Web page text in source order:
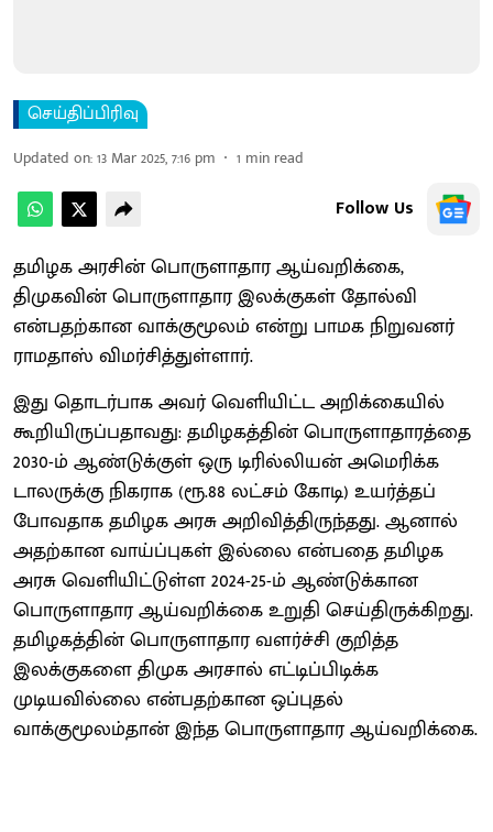
செய்திப்பிரிவு
Updated on:13 Mar 2025, 7:16 pm 1 min read
Follow Us
தமிழக அரசின் பொருளாதார ஆய்வறிக்கை,
திமுகவின் பொருளாதார இலக்குகள் தோல்வி
என்பதற்கான வாக்குமூலம் என்று பாமக நிறுவனர்
ராமதாஸ் விமர்சித்துள்ளார்.
இது தொடர்பாக அவர் வெளியிட்ட அறிக்கையில்
கூறியிருப்பதாவது: தமிழகத்தின் பொருளாதாரத்தை
2030-ம் ஆண்டுக்குள் ஒரு டிரில்லியன் அமெரிக்க
டாலருக்கு நிகராக (ரூ.88 லட்சம் கோடி) உயர்த்தப்
போவதாக தமிழக அரசு அறிவித்திருந்தது. ஆனால்
அதற்கான வாய்ப்புகள் இல்லை என்பதை தமிழக
அரசு வெளியிட்டுள்ள 2024-25-ம் ஆண்டுக்கான
பொருளாதார ஆய்வறிக்கை உறுதி செய்திருக்கிறது.
தமிழகத்தின் பொருளாதார வளர்ச்சி குறித்த
இலக்குகளை திமுக அரசால் எட்டிப்பிடிக்க
முடியவில்லை என்பதற்கான ஒப்புதல்
வாக்குமூலம்தான் இந்த பொருளாதார ஆய்வறிக்கை.